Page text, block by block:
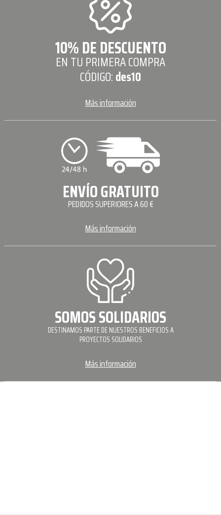
10% DE DESCUENTO
EN TU PRIMERA COMPRA
CÓDIGO:des10
Más información
ENVÍO GRATUITO
PEDIDOS SUPERIORES A 60 €
Más información
SOMOS SOLIDARIOS
DESTINAMOS PARTE DE NUESTROS BENEFICIOS A
PROYECTOS SOLIDARIOS
Más información